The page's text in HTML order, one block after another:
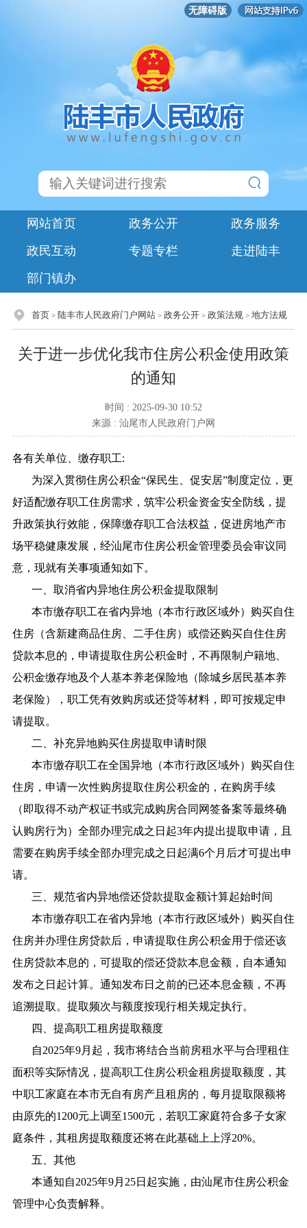
无障碍版
网站首页 政务公开
政务服务
政民互动
专题专栏
走进陆丰
部门镇办
首页 > 陆丰市人民政府门户网站 >政务公开 >政策法规 >地方法规
关于进一步优化我市住房公积金使用政策
的通知
时间 : 2025-09-30 10:52
来源 : 汕尾市人民政府门户网
各有关单位、缴存职工:
为深入贯彻住房公积金“保民生、促安居”制度定位，更
好适配缴存职工住房需求，筑牢公积金资金安全防线，提
升政策执行效能，保障缴存职工合法权益，促进房地产市
场平稳健康发展，经汕尾市住房公积金管理委员会审议同
意，现就有关事项通知如下。
一、取消省内异地住房公积金提取限制
本市缴存职工在省内异地（本市行政区域外）购买自住
住房（含新建商品住房、二手住房）或偿还购买自住住房
贷款本息的，申请提取住房公积金时，不再限制户籍地、
公积金缴存地及个人基本养老保险地（除城乡居民基本养
老保险），职工凭有效购房或还贷等材料，即可按规定申
请提取。
二、补充异地购买住房提取申请时限
本市缴存职工在全国异地（本市行政区域外）购买自住
住房，申请一次性购房提取住房公积金的，在购房手续
（即取得不动产权证书或完成购房合同网签备案等最终确
认购房行为）全部办理完成之日起3年内提出提取申请，且
需要在购房手续全部办理完成之日起满6个月后才可提出申
请。
三、规范省内异地偿还贷款提取金额计算起始时间
本市缴存职工在省内异地（本市行政区域外）购买自住
住房并办理住房贷款后，申请提取住房公积金用于偿还该
住房贷款本息的，可提取的偿还贷款本息金额，自本通知
发布之日起计算。通知发布日之前的已还本息金额，不再
追溯提取。提取频次与额度按现行相关规定执行。
四、提高职工租房提取额度
自2025年9月起，我市将结合当前房租水平与合理租住
面积等实际情况，提高职工住房公积金租房提取额度，其
中职工家庭在本市无自有房产且租房的，每月提取限额将
由原先的1200元上调至1500元，若职工家庭符合多子女家
庭条件，其租房提取额度还将在此基础上上浮20%。
五、其他
本通知自2025年9月25日起实施，由汕尾市住房公积金
管理中心负责解释。